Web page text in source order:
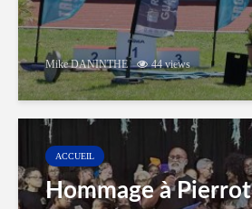
Mike DANINTHE 44 views
ACCUEIL
Hommage à Pierrot